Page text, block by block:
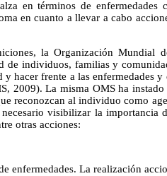
en términos de enfermedades
en cuanto a llevar a cabo
la Organización Mundial
de individuos, familias y
y hacer frente a las enfermedades
2009). La misma OMS ha
reconozcan al individuo como
visibilizar la importancia
otras acciones:
enfermedades. La realización